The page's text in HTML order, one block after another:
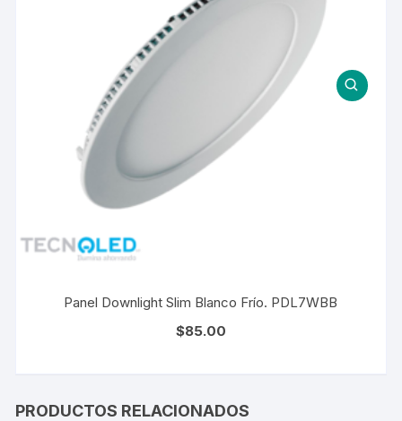
Panel Downlight Slim Blanco Frío. PDL7WBB
$85.00
PRODUCTOS RELACIONADOS